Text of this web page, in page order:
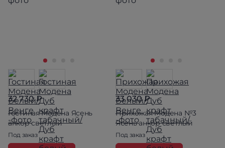
32 730 ₽
Гостиная Модена Ясень
анкор светлый
Под заказ
33 030 ₽
Прихожая Модена №3
Ясень анкор светлый
Под заказ